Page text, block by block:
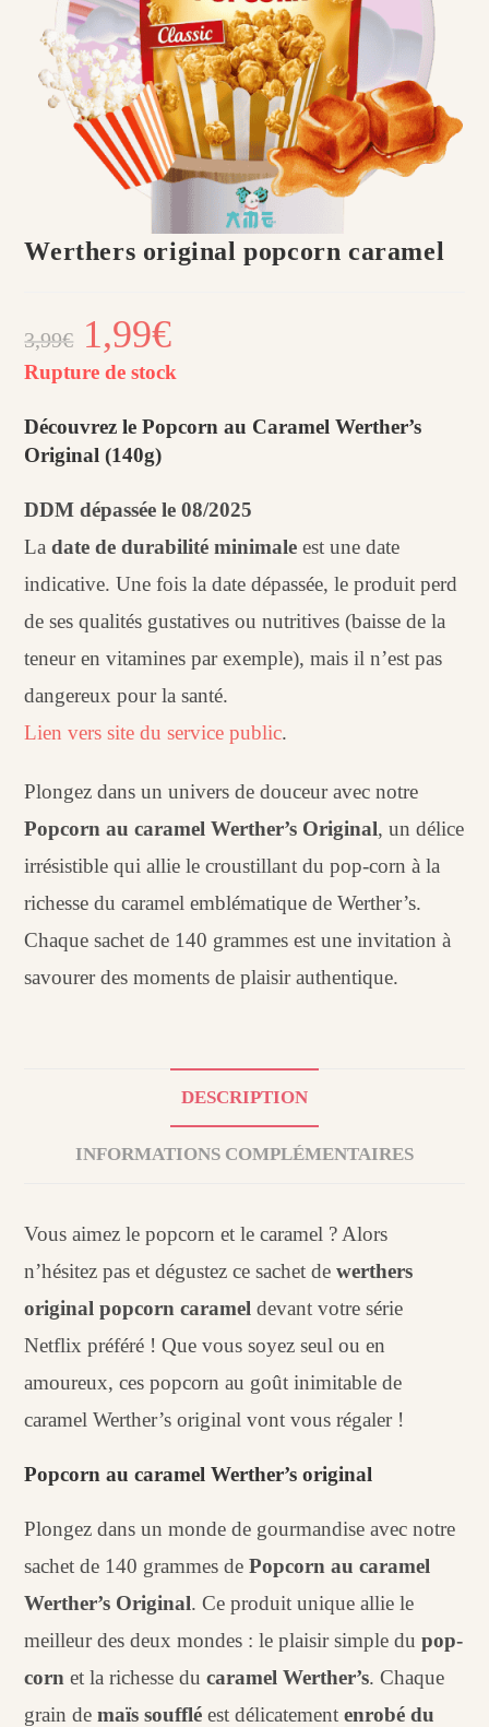
Werthers original popcorn caramel
3,99€
Le
initial
était :
3,99€.
1,99€actuel
est :
1,99€.
Rupture de stock
Découvrez le Popcorn au Caramel Werther’s
Original (140g)
DDM dépassée le 08/2025
Ladate de durabilité minimale est une date
indicative. Une fois la date dépassée, le produit perd
de ses qualités gustatives ou nutritives (baisse de la
teneur en vitamines par exemple), mais il n’est pas
dangereux pour la santé.
Lien vers site du service public.
Plongez dans un univers de douceur avec notre
Popcorn au caramel Werther’s Original, un délice
irrésistible qui allie le croustillant du pop-corn à la
richesse du caramel emblématique de Werther’s.
Chaque sachet de 140 grammes est une invitation à
savourer des moments de plaisir authentique.
DESCRIPTION
INFORMATIONS COMPLÉMENTAIRES
Vous aimez le popcorn et le caramel ? Alors
n’hésitez pas et dégustez ce sachet dewerthers
original popcorn caramel devant votre série
Netflix préféré ! Que vous soyez seul ou en
amoureux, ces popcorn au goût inimitable de
caramel Werther’s original vont vous régaler !
Popcorn au caramel Werther’s original
Plongez dans un monde de gourmandise avec notre
sachet de 140 grammes dePopcorn au caramel
Werther’s Original. Ce produit unique allie le
meilleur des deux mondes : le plaisir simple dupop-
corn et la richesse ducaramel Werther’s. Chaque
grain demaïs soufflé est délicatementenrobé du